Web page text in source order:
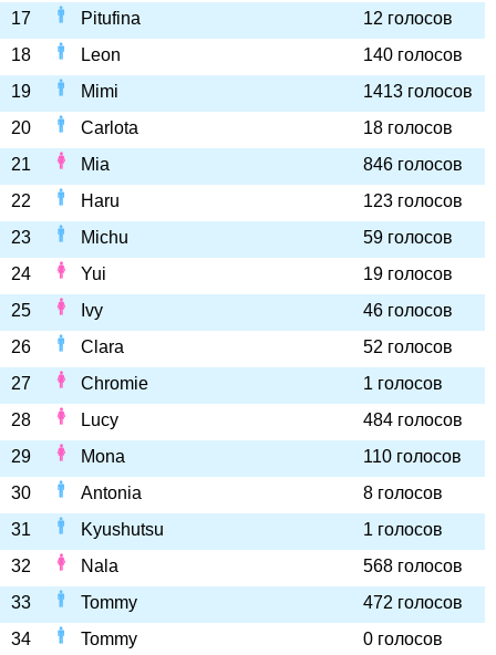
17
Pitufina
12 голосов
18
Leon
140 голосов
19
Mimi
1413 голосов
20
Carlota
18 голосов
21
Mia
846 голосов
22
Haru
123 голосов
23
Michu
59 голосов
24
Yui
19 голосов
25
Ivy
46 голосов
26
Clara
52 голосов
27
Chromie
1 голосов
28
Lucy
484 голосов
29
Mona
110 голосов
30
Antonia
8 голосов
31
Kyushutsu
1 голосов
32
Nala
568 голосов
33
Tommy
472 голосов
34
Tommy
0 голосов